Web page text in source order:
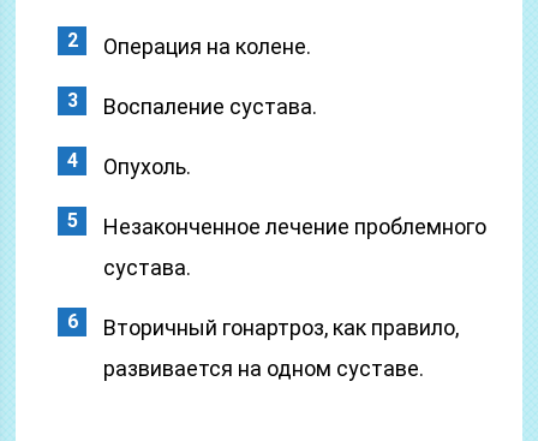
Операция на колене.
Воспаление сустава.
Опухоль.
Незаконченное лечение проблемного
сустава.
Вторичный гонартроз, как правило,
развивается на одном суставе.